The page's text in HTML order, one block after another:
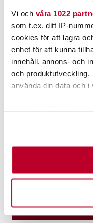
Vi och våra 1022
som t.ex. ditt IP-
cookies för att lagra
enhet för att kunna
innehåll, annons- och
och produktutveckling.
använda din data och i
Identifiera din
specifika
Ta reda på mer om
Du kan ändra eller dra
helst från cookie-
ANDRA TITTADE
Ghost Catch
109,00 krTidigare
116,00 kr
116,00 kr
LÄS MER